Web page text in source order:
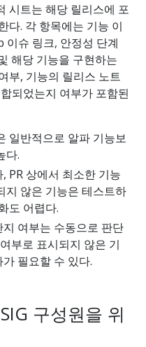
시트는 해당 릴리스에 포
다. 각 항목에는 기능 이
이슈 링크, 안정성 단계
해당 기능을 구현하는
부, 기능의 릴리스 노트
되었는지 여부가 포함된
일반적으로 알파 기능보
다.
PR 상에서 최소한 기능
지 않은 기능은 테스트하
도 어렵다.
여부는 수동으로 판단
부로 표시되지 않은 기
필요할 수 있다.
구성원을 위